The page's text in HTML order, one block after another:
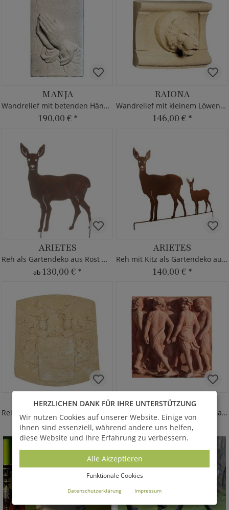
MANJA
Wandrelief mit betenden Händen
190,00 € *
RAIONA
Wandrelief mit kleinem Löwenkopf
146,00 € *
ARIETES
Reh als Gartendeko aus Rost Metall
ab 130,00 € *
ARIETES
Reh mit Kitz als Gartendeko aus Metall
140,00 € *
STEME
140,00 €*
PERSONE
Reigen Wand Relief für den Garten
2.990,00 €
HERZLICHEN DANK FÜR IHRE UNTERSTÜTZUNG
Wir nutzen Cookies auf unserer Website. Einige von
ihnen sind essenziell, während andere uns helfen,
diese Website und Ihre Erfahrung zu verbessern.
Alle Akzeptieren
Funktionale Cookies
Datenschutzerklärung Impressum